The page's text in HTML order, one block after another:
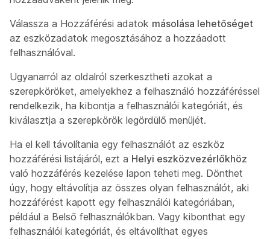
Válassza a Hozzáférési adatok másolása lehetőséget
az eszközadatok megosztásához a hozzáadott
felhasználóval.
Ugyanarról az oldalról szerkesztheti azokat a
szerepköröket, amelyekhez a felhasználó hozzáféréssel
rendelkezik, ha kibontja a felhasználói kategóriát, és
kiválasztja a szerepkörök legördülő menüjét.
Ha el kell távolítania egy felhasználót az eszköz
hozzáférési listájáról, ezt a Helyi eszközvezérlőkhöz
való hozzáférés kezelése lapon teheti meg. Dönthet
úgy, hogy eltávolítja az összes olyan felhasználót, aki
hozzáférést kapott egy felhasználói kategóriában,
például a Belső felhasználókban. Vagy kibonthat egy
felhasználói kategóriát, és eltávolíthat egyes